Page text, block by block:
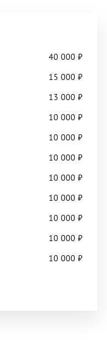
40 000 ₽
15 000 ₽
13 000 ₽
10 000 ₽
10 000 ₽
10 000 ₽
10 000 ₽
10 000 ₽
10 000 ₽
10 000 ₽
10 000 ₽